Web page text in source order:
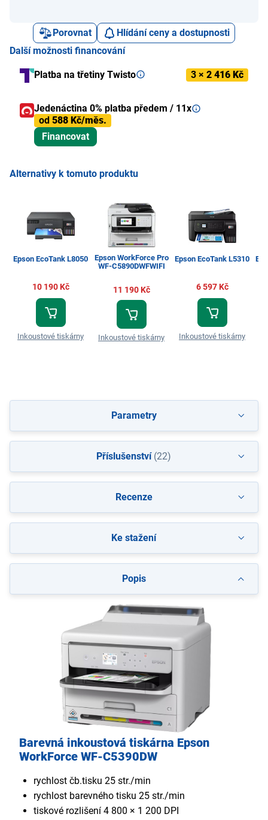
Porovnat
Hlídání ceny a dostupnosti
Další možnosti financování
Platba na třetiny Twisto 3 × 2 416 Kč
Jedenáctina 0% platba předem / 11x
od 588 Kč/měs.
Financovat
Alternativy k tomuto produktu
Epson EcoTank L8050
10 190 Kč
Inkoustové tiskárny
Epson WorkForce Pro
WF-C5890DWFWIFI
11 190 Kč
Inkoustové tiskárny
Epson EcoTank L5310
6 597 Kč
Inkoustové tiskárny
Popis
Barevná inkoustová tiskárna Epson
WorkForce WF-C5390DW
rychlost čb.tisku 25 str./min
rychlost barevného tisku 25 str./min
tiskové rozlišení 4 800 × 1 200 DPI
Parametry
Příslušenství(22)
Recenze
Ke stažení